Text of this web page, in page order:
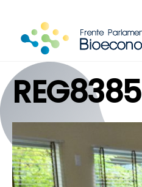
content
REG8385